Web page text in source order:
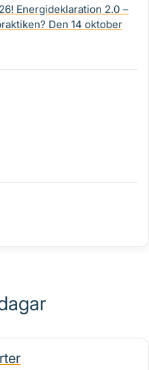
Energideklaration 2.0 –
Den 14 oktober